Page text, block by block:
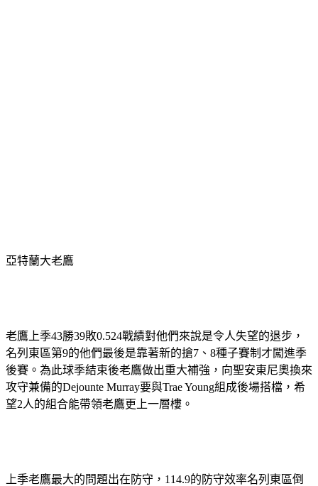
亞特蘭大老鷹
老鷹上季43勝39敗0.524戰績對他們來說是令人失望的退步，
名列東區第9的他們最後是靠著新的搶7、8種子賽制才闖進季
後賽。為此球季結束後老鷹做出重大補強，向聖安東尼奧換來
攻守兼備的Dejounte Murray要與Trae Young組成後場搭檔，希
望2人的組合能帶領老鷹更上一層樓。
上季老鷹最大的問題出在防守，114.9的防守效率名列東區倒